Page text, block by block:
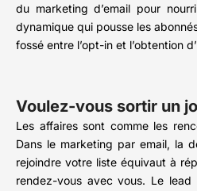
du marketing d’email pour
dynamique qui pousse les
fossé entre l’opt-in et l’obtention
Voulez-vous sortir un
Les affaires sont comme les
Dans le marketing par email, la
rejoindre votre liste équivaut à
rendez-vous avec vous. Le